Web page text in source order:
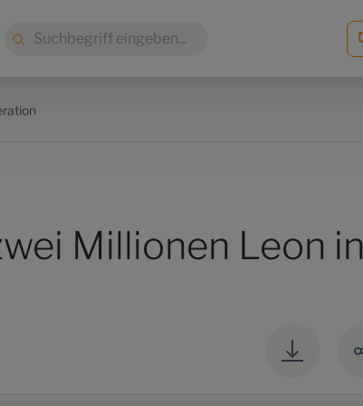
Suche:
Millionen Leon in